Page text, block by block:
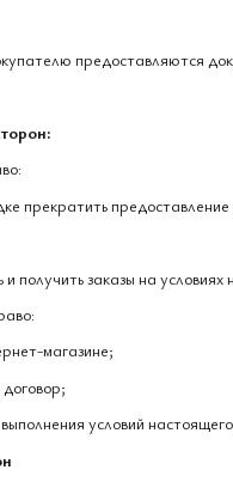
предоставляются
прекратить
получить заказы на условиях
магазине;
условий